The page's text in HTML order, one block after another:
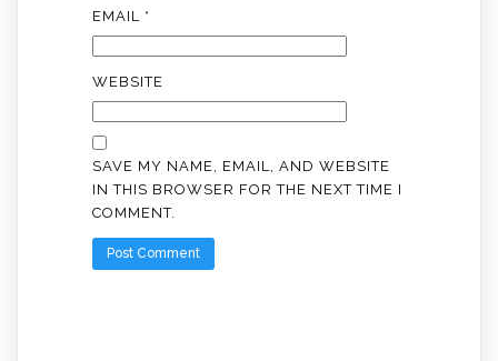
EMAIL *
WEBSITE
SAVE MY NAME, EMAIL, AND WEBSITE
IN THIS BROWSER FOR THE NEXT TIME I
COMMENT.